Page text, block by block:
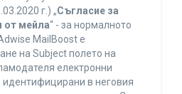
г.) „Съгласие за
от мейла“ - за нормалното
MailBoost е
на Subject полето на
електронни
в неговия